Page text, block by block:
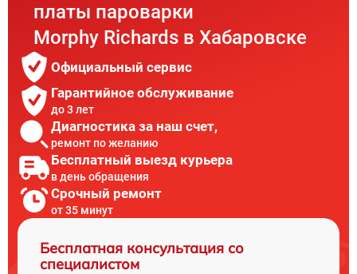
платы пароварки
Morphy Richards в Хабаровске
Официальный сервис
Гарантийное обслуживание
до 3 лет
Диагностика за наш счет,
ремонт по желанию
Бесплатный выезд курьера
в день обращения
Срочный ремонт
от 35 минут
Бесплатная консультация со
специалистом